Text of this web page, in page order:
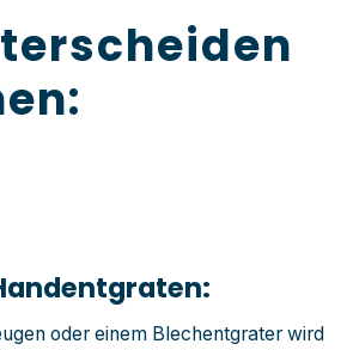
oder einem Blechentgrater wird